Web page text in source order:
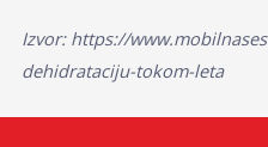
Izvor: https://
dehidrataciju-tokom-leta